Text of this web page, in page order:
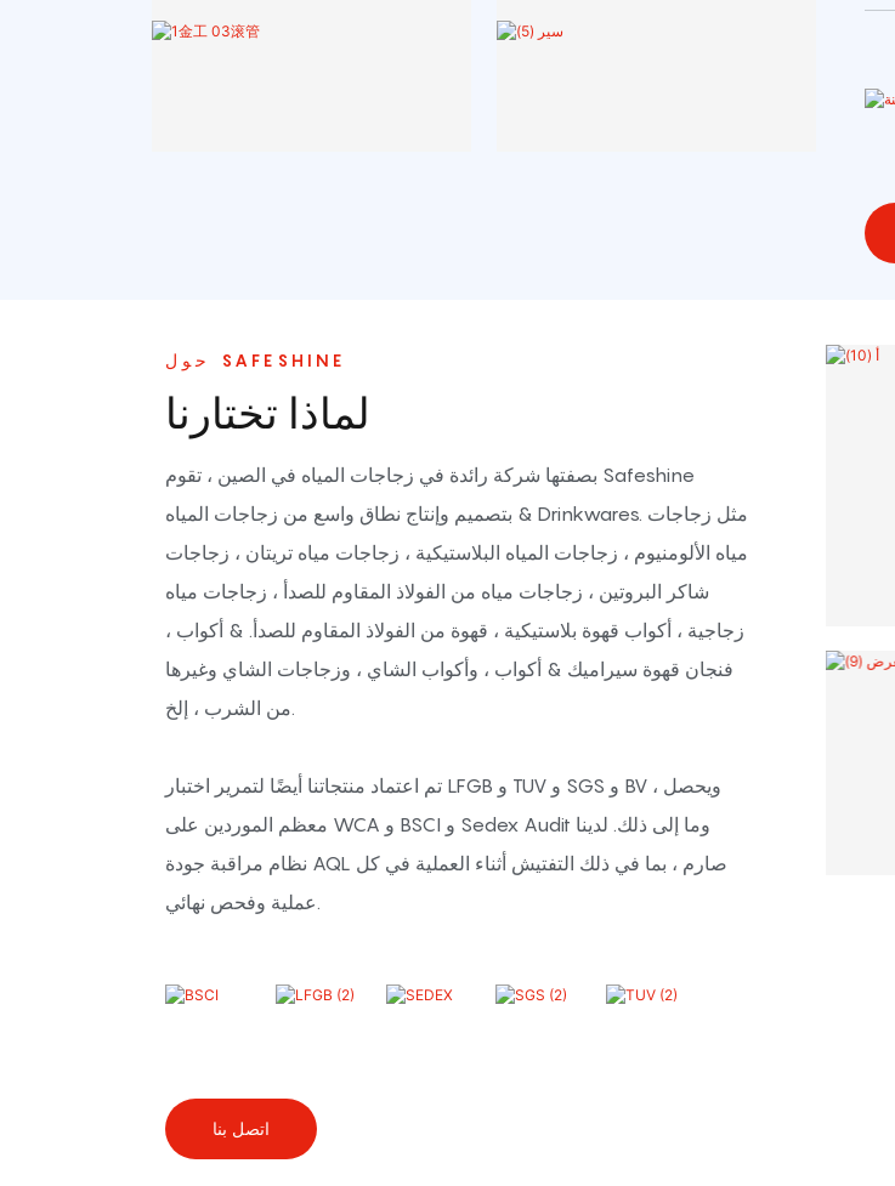
حول SAFESHINE
لماذا تختارنا
بصفتها شركة رائدة في زجاجات المياه في الصين ، تقوم Safeshine
بتصميم وإنتاج نطاق واسع من زجاجات المياه & Drinkwares. مثل زجاجات
مياه الألومنيوم ، زجاجات المياه البلاستيكية ، زجاجات مياه تريتان ، زجاجات
شاكر البروتين ، زجاجات مياه من الفولاذ المقاوم للصدأ ، زجاجات مياه
زجاجية ، أكواب قهوة بلاستيكية ، قهوة من الفولاذ المقاوم للصدأ. & أكواب ،
فنجان قهوة سيراميك & أكواب ، وأكواب الشاي ، وزجاجات الشاي وغيرها
من الشرب ، إلخ.
تم اعتماد منتجاتنا أيضًا لتمرير اختبار LFGB و TUV و SGS و BV ، ويحصل
معظم الموردين على WCA و BSCI و Sedex Audit وما إلى ذلك. لدينا
نظام مراقبة جودة AQL صارم ، بما في ذلك التفتيش أثناء العملية في كل
عملية وفحص نهائي.
اتصل بنا